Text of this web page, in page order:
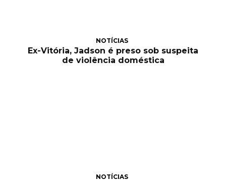
NOTÍCIAS
Ex-Vitória, Jadson é preso sob suspeita
de violência doméstica
NOTÍCIAS